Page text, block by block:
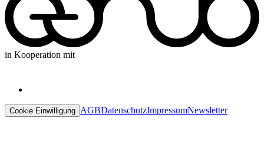
in Kooperation mit
Cookie Einwilligung AGBDatenschutzImpressumNewsletter